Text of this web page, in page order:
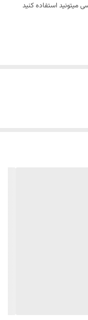
میتونید استفاده کنید